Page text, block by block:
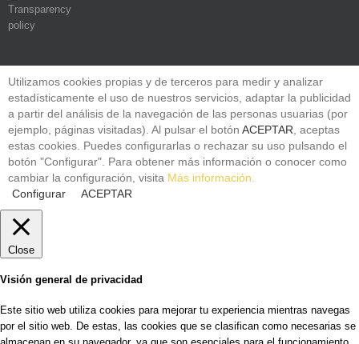
Transparency
policy
Utilizamos cookies propias y de terceros para medir y analizar
estadísticamente el uso de nuestros servicios, adaptar la publicidad
a partir del análisis de la navegación de las personas usuarias (por
ejemplo, páginas visitadas). Al pulsar el botón ACEPTAR , aceptas
estas cookies. Puedes configurarlas o rechazar su uso pulsando el
botón "Configurar". Para obtener más información o conocer como
cambiar la configuración, visita Más información.
Configurar
ACEPTAR
Close
Visión general de privacidad
Este sitio web utiliza cookies para mejorar tu experiencia mientras navegas
por el sitio web. De estas, las cookies que se clasifican como necesarias se